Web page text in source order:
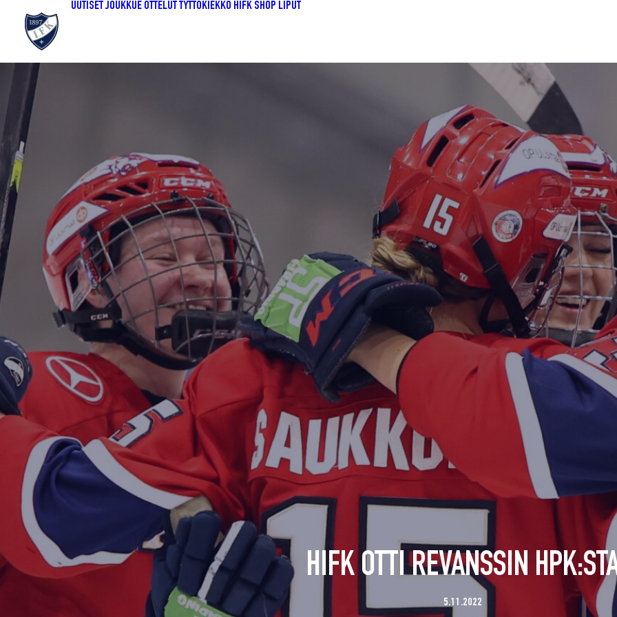
UUTISETJOUKKUE OTTELUTTYTTÖKIEKKO HIFK SHOP LIPUT
HIFK OTTI REVANSSIN
5.11.2022